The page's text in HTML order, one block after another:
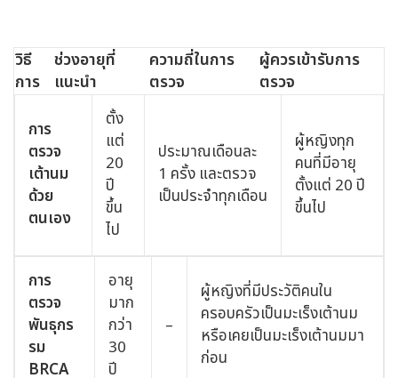
วิธี
การ
ช่วงอายุที่
แนะนำ
ความถี่ในการ
ตรวจ
ผู้ควรเข้ารับการ
ตรวจ
การ
ตรวจ
เต้านม
ด้วย
ตนเอง
ตั้ง
แต่
20
ปี
ขึ้น
ไป
ประมาณเดือนละ
1 ครั้ง และตรวจ
เป็นประจำทุกเดือน
ผู้หญิงทุก
คนที่มีอายุ
ตั้งแต่ 20 ปี
ขึ้นไป
การ
ตรวจ
พันธุกร
รม
BRCA
อายุ
มาก
กว่า
30
ปี
–
ผู้หญิงที่มีประวัติคนใน
ครอบครัวเป็นมะเร็งเต้านม
หรือเคยเป็นมะเร็งเต้านมมา
ก่อน